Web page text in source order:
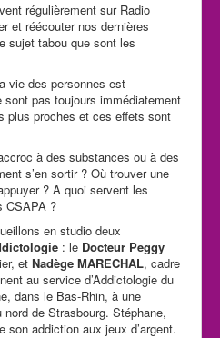
régulièrement sur Radio
et réécouter nos dernières
sujet tabou que sont les
vie des personnes est
pas toujours immédiatement
plus proches et ces effets sont
à des substances ou à des
s’en sortir ? Où trouver une
? A quoi servent les
CSAPA ?
en studio deux
: le Docteur Peggy
et Nadège MARECHAL, cadre
au service d’Addictologie du
dans le Bas-Rhin, à une
de Strasbourg. Stéphane,
son addiction aux jeux d’argent.